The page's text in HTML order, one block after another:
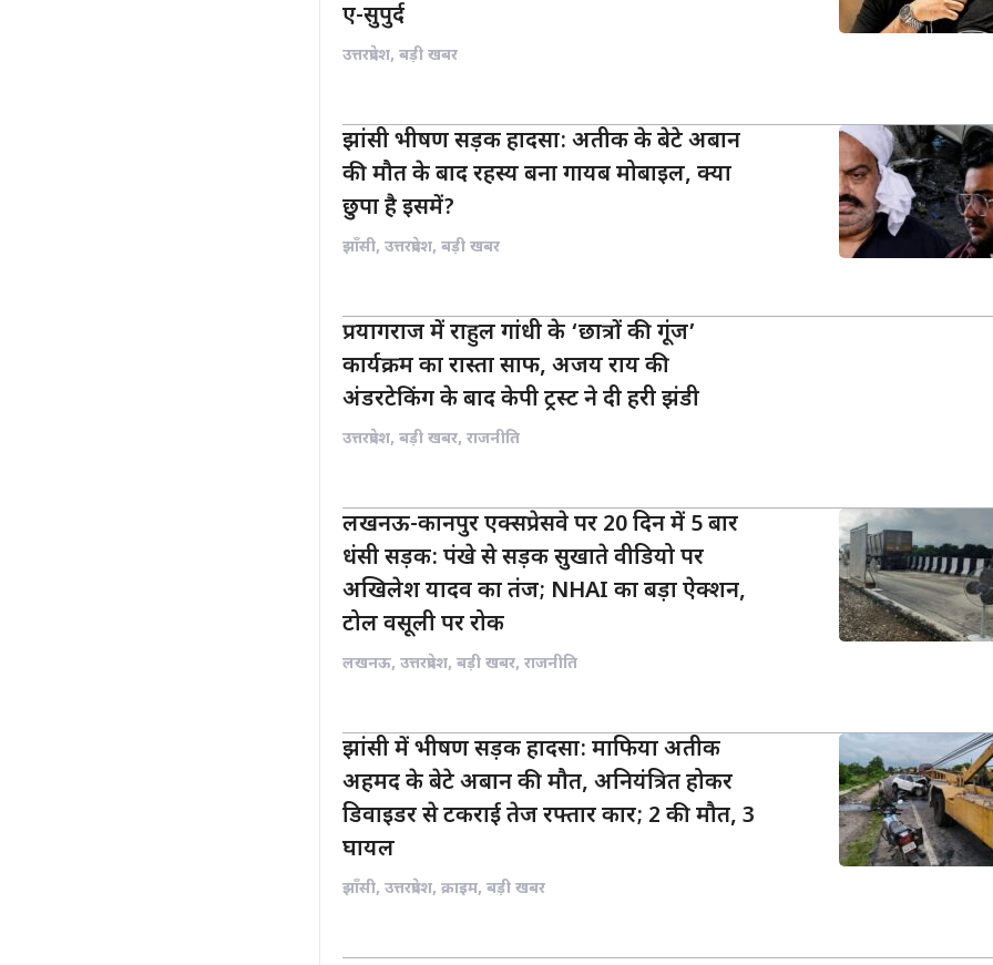
ए-सुपुर्द
उत्तरप्रदेश, बड़ी खबर
झांसी भीषण सड़क हादसा: अतीक के बेटे अबान
की मौत के बाद रहस्य बना गायब मोबाइल, क्या
छुपा है इसमें?
झाँसी, उत्तरप्रदेश, बड़ी खबर
प्रयागराज में राहुल गांधी के ‘छात्रों की गूंज’
कार्यक्रम का रास्ता साफ, अजय राय की
अंडरटेकिंग के बाद केपी ट्रस्ट ने दी हरी झंडी
उत्तरप्रदेश, बड़ी खबर, राजनीति
लखनऊ-कानपुर एक्सप्रेसवे पर 20 दिन में 5 बार
धंसी सड़क: पंखे से सड़क सुखाते वीडियो पर
अखिलेश यादव का तंज; NHAI का बड़ा ऐक्शन,
टोल वसूली पर रोक
लखनऊ, उत्तरप्रदेश, बड़ी खबर, राजनीति
झांसी में भीषण सड़क हादसा: माफिया अतीक
अहमद के बेटे अबान की मौत, अनियंत्रित होकर
डिवाइडर से टकराई तेज रफ्तार कार; 2 की मौत, 3
घायल
झाँसी, उत्तरप्रदेश, क्राइम, बड़ी खबर